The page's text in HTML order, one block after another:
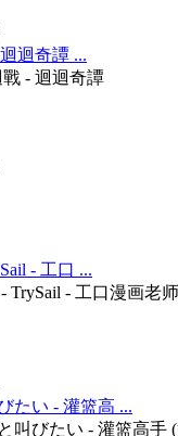
迴奇譚 ...
- 迴迴奇譚
- 工口 ...
TrySail - 工口漫画老
たい - 灌篮高 ...
叫びたい - 灌篮高手